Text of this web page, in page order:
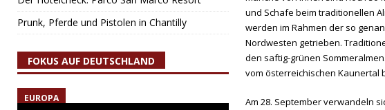
und Schafe beim traditionellen
werden im Rahmen der so
Nordwesten getrieben.
den saftig-grünen
vom österreichischen Kaunertal
Am 28. September verwandeln
Prunk, Pferde und Pistolen in Chantilly
FOKUS AUF DEUTSCHLAND
EUROPA